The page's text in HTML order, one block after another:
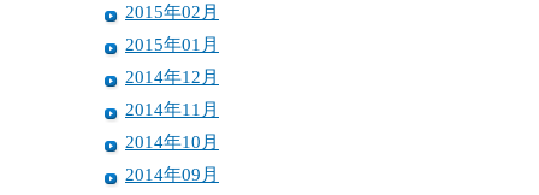
2015年02月
2015年01月
2014年12月
2014年11月
2014年10月
2014年09月